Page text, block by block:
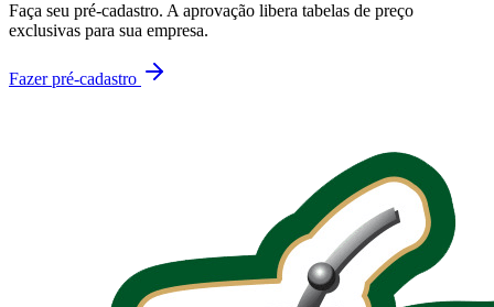
Faça seu pré-cadastro. A aprovação libera tabelas de preço
exclusivas para sua empresa.
Fazer pré-cadastro